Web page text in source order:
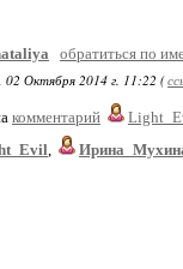
обратиться по
02 Октября 2014 г. 11:22 (
комментарий
,